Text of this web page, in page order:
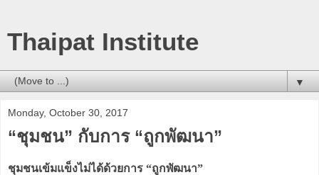
Thaipat Institute
▼
Monday, October 30, 2017
“ชุมชน” กับการ “ถูกพัฒนา”
ชุมชนเข้มแข็งไม่ได้ด้วยการ “ถูกพัฒนา”